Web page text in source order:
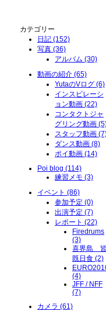
カテゴリー
日記 (152)
写真 (36)
アルバム (30)
動画の紹介 (65)
YutaのVログ (6)
インスピレーシ
ョン動画 (22)
コンタクトジャ
グリング動画
スタッフ動画
ダンス動画 (8)
ポイ動画 (14)
Poi blog (114)
練習メモ (3)
イベント (86)
参加予定 (0)
出演予定 (7)
レポート (22)
Firedrums
(3)
喜界島 皆
既日食 (2)
(4)
JFF / NFF
(7)
カメラ (61)